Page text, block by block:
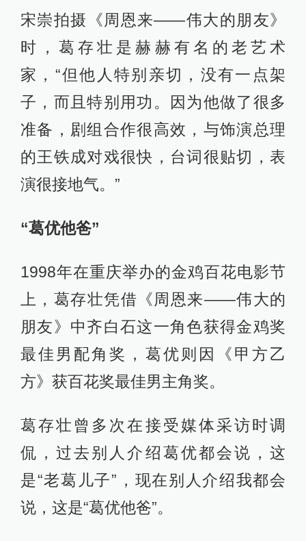
宋崇拍摄《周恩来——伟大的朋友》
时，葛存壮是赫赫有名的老艺术
家，“但他人特别亲切，没有一点架
子，而且特别用功。因为他做了很多
准备，剧组合作很高效，与饰演总理
的王铁成对戏很快，台词很贴切，表
演很接地气。”
“葛优他爸”
1998年在重庆举办的金鸡百花电影节
上，葛存壮凭借《周恩来——伟大的
朋友》中齐白石这一角色获得金鸡奖
最佳男配角奖，葛优则因《甲方乙
方》获百花奖最佳男主角奖。
葛存壮曾多次在接受媒体采访时调
侃，过去别人介绍葛优都会说，这
是“老葛儿子”，现在别人介绍我都会
说，这是“葛优他爸”。